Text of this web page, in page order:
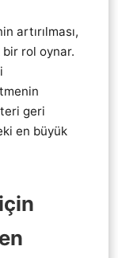
artırılması,
rol oynar.
geri
en büyük